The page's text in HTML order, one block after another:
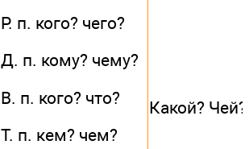
Р. п. кого? чего?
Д. п. кому? чему?
В. п. кого? что?
Т. п. кем? чем?
Какой? Чей?